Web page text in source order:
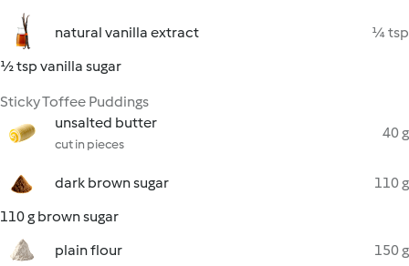
natural vanilla extract
¼ tsp
½ tsp vanilla sugar
Sticky Toffee Puddings
unsalted butter
cut in pieces
40 g
dark brown sugar
110 g
110 g brown sugar
plain flour
150 g